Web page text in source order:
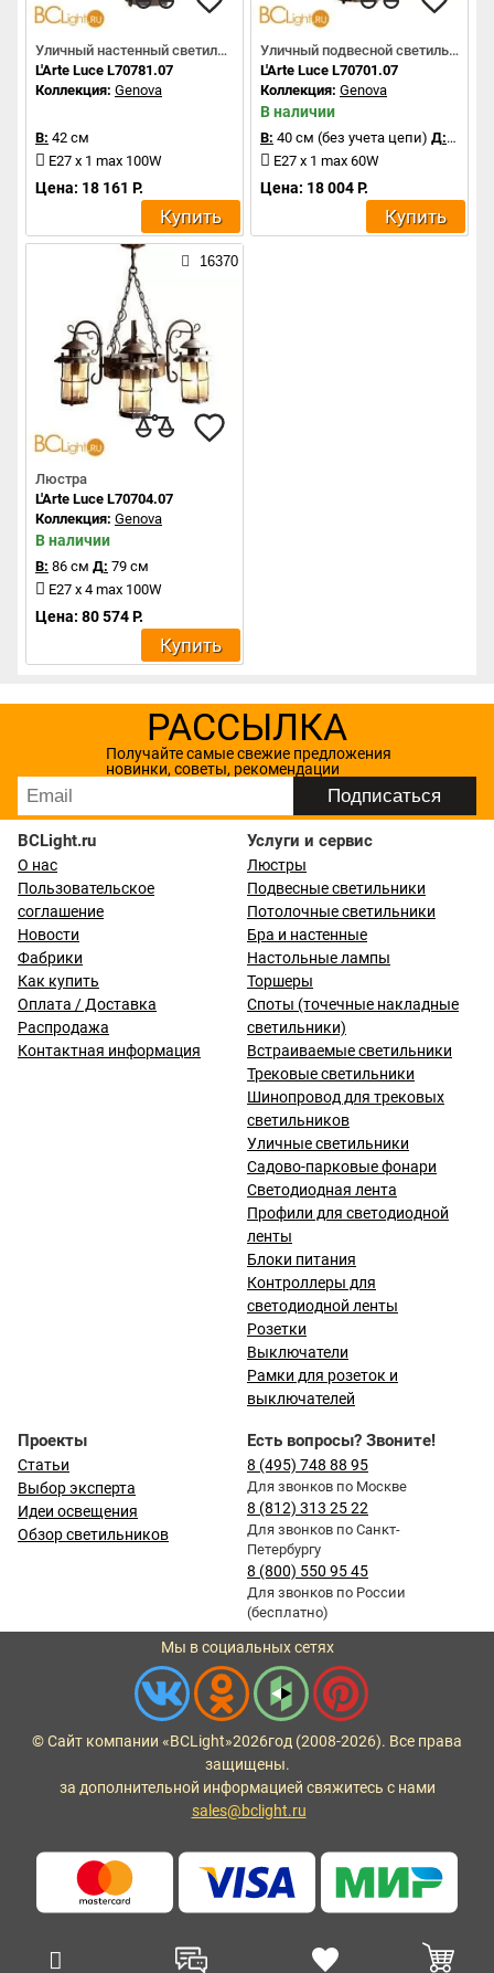
Уличный настенный светильник
L'Arte Luce L70781.07
Коллекция: Genova
В: 42 см
E27 х 1 max 100W
Цена: 18 161 Р.
Купить
Уличный подвесной светильник
L'Arte Luce L70701.07
Коллекция: Genova
В наличии
В: 40 см (без учета цепи) Д:23 см
E27 х 1 max 60W
Цена: 18 004 Р.
Купить
16370
Люстра
L'Arte Luce L70704.07
Коллекция: Genova
В наличии
В: 86 см Д: 79 см
E27 х 4 max 100W
Цена: 80 574 Р.
Купить
РАССЫЛКА
Получайте самые свежие предложения
новинки, советы, рекомендации
BCLight.ru
О нас
Пользовательское
соглашение
Новости
Фабрики
Как купить
Оплата / Доставка
Распродажа
Контактная информация
Услуги и сервис
Люстры
Подвесные светильники
Потолочные светильники
Бра и настенные
Настольные лампы
Торшеры
Споты (точечные накладные
светильники)
Встраиваемые светильники
Трековые светильники
Шинопровод для трековых
светильников
Уличные светильники
Садово-парковые фонари
Светодиодная лента
Профили для светодиодной
ленты
Блоки питания
Контроллеры для
светодиодной ленты
Розетки
Выключатели
Рамки для розеток и
выключателей
Проекты
Статьи
Выбор эксперта
Идеи освещения
Обзор светильников
Есть вопросы? Звоните!
8 (495) 748 88 95
Для звонков по Москве
8 (812) 313 25 22
Для звонков по Санкт-
Петербургу
8 (800) 550 95 45
Для звонков по России
(бесплатно)
Мы в социальных сетях
© Сайт компании «BCLight»2026год (2008-2026). Все права
защищены.
за дополнительной информацией свяжитесь с нами
sales@bclight.ru